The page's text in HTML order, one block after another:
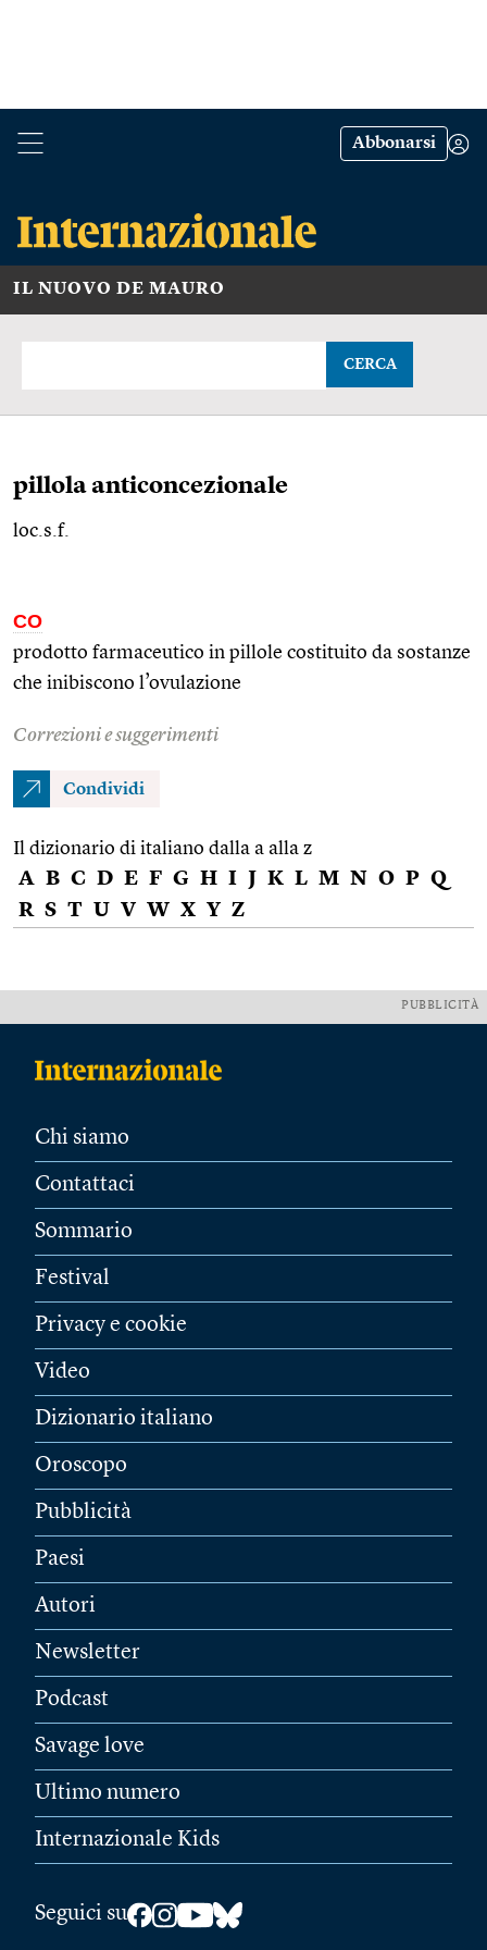
Abbonarsi
IL NUOVO DE MAURO
CERCA
pillola anticoncezionale
loc.s.f.
CO
prodotto farmaceutico in pillole costituito da sostanze
che inibiscono l’ovulazione
Correzioni e suggerimenti
Condividi
Il dizionario di italiano dalla a alla z
A B C D E F G H I J K L M N O P Q
R S T U V W X Y Z
PUBBLICITÀ
Chi siamo
Contattaci
Sommario
Festival
Privacy e cookie
Video
Dizionario italiano
Oroscopo
Pubblicità
Paesi
Autori
Newsletter
Podcast
Savage love
Ultimo numero
Internazionale Kids
Seguici su